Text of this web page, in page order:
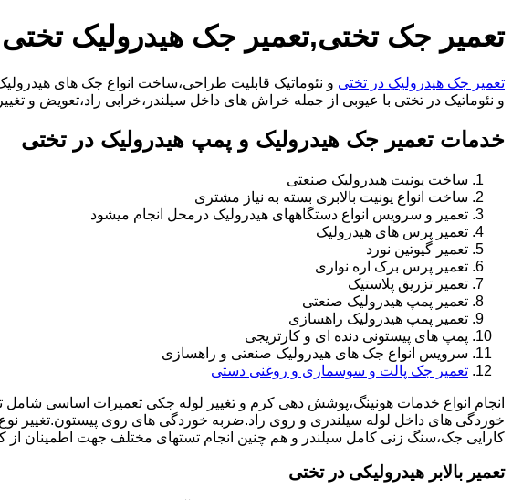
تعمیر جک تختی,تعمیر جک هیدرولیک تختی
تعمیر جک هیدرولیک در تختی و نئوماتیک قابلیت طراحی،ساخت انواع جک های
و نئوماتیک در تختی با عیوبی از جمله خراش های داخل سیلندر،خرابی راد،تعویض و تغییر سیل ها،خرابی پیستون
خدمات تعمیر جک هیدرولیک و پمپ هیدرولیک در تختی
ساخت یونیت هیدرولیک صنعتی
ساخت انواع یونیت بالابری بسته به نیاز مشتری
تعمیر و سرویس انواع دستگاههای هیدرولیک درمحل انجام میشود
تعمیر پرس های هیدرولیک
تعمیر گیوتین نورد
تعمیر پرس برک اره نواری
تعمیر تزریق پلاستیک
تعمیر پمپ هیدرولیک صنعتی
تعمیر پمپ هیدرولیک راهسازی
پمپ های پیستونی دنده ای و کارتریجی
سرویس انواع جک های هیدرولیک صنعتی و راهسازی
تعمیر جک پالت و سوسماری و روغنی دستی
انجام انواع خدمات هونینگ،پوشش دهی کرم و تغییر لوله جکی تعمیرات اساسی
خوردگی های داخل لوله سیلندری و روی راد.ضربه خوردگی های روی پیستون.تغییر نوع
کارایی جک،سنگ زنی کامل سیلندر و هم چنین انجام تستهای مختلف جهت اطمینان
تعمیر بالابر هیدرولیکی در تختی